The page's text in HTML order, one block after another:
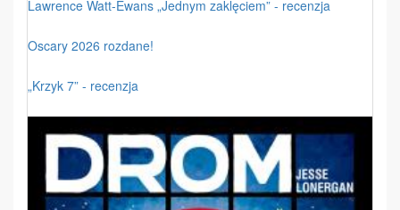
Lawrence Watt-Ewans „Jednym zaklęciem” - recenzja
Oscary 2026 rozdane!
„Krzyk 7” - recenzja